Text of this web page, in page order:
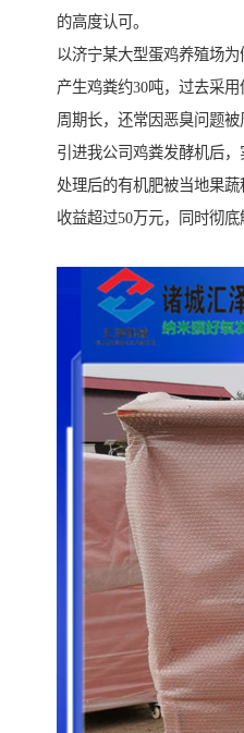
的高度认可。
以济宁某大型蛋鸡养殖场
产生鸡粪约30吨，过去采用
周期长，还常因恶臭问题被
引进我公司鸡粪发酵机后，
处理后的有机肥被当地果
收益超过50万元，同时彻底